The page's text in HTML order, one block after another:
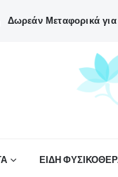
Δωρεάν Μεταφορικά
ΕΙΔΗ